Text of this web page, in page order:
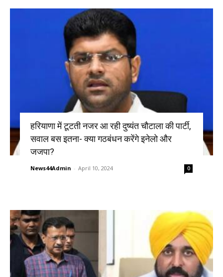
हरियाणा में टूटती नजर आ रही दुष्यंत चौटाला की पार्टी,
सवाल बस इतना- क्या गठबंधन करेंगे इनेलो और
जजपा?
News44Admin - April 10, 2024 0